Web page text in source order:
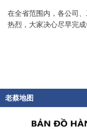
在全省范围内，各公司
热烈，大家决心尽早完成
老蔡地图